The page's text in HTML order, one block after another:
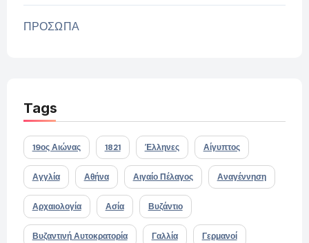
ΠΡΟΣΩΠΑ
Tags
19ος Αιώνας 1821 Έλληνες Αίγυπτος
Αγγλία Αθήνα Αιγαίο Πέλαγος Αναγέννηση
Αρχαιολογία Ασία Βυζάντιο
Βυζαντινή Αυτοκρατορία Γαλλία Γερμανοί